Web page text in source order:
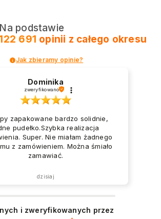
dla swojego manicure!
Na podstawie
691 opinii z całego okresu
Jak zbieramy opinie?
Dominika
zweryfikowano
zapakowane bardzo solidnie,
pudełko.Szybka realizacja
Super. Nie miałam żadnego
z zamówieniem. Można śmiało
zamawiać.
dzisiaj
i zweryfikowanych przez